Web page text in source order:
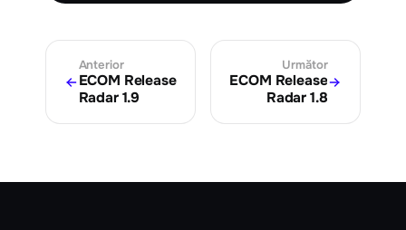
Anterior
ECOM Release
Radar 1.9
Următor
ECOM Release
Radar 1.8